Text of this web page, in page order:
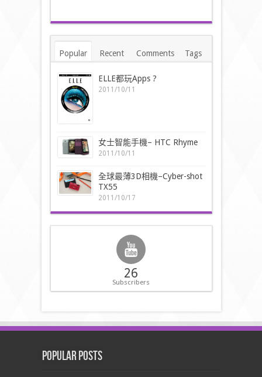
Popular Recent Comments Tags
ELLE都玩Apps ?
2011/10/11
女士智能手機– HTC Rhyme
2011/10/11
全球最薄3D相機–Cyber-shot
TX55
2011/10/17
26
Subscribers
Popular Posts